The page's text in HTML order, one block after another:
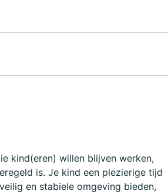
kind(eren) willen blijven werken,
is. Je kind een plezierige tijd
en stabiele omgeving bieden,